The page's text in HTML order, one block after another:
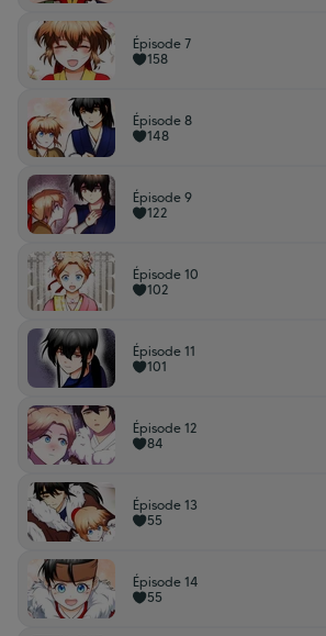
Épisode 7
158
Épisode 8
148
Épisode 9
122
Épisode 10
102
Épisode 11
101
Épisode 12
84
Épisode 13
55
Épisode 14
55